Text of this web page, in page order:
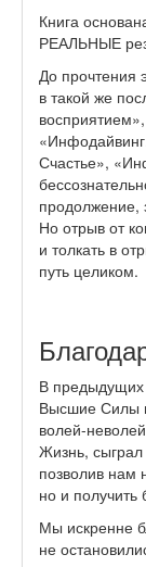
Книга
РЕАЛЬНЫЕ
До прочтения
в такой же
Счастье»,
продолжение,
Но отрыв от
и толкать в
путь целиком.
В предыдущих
Высшие Силы
волей-
Жизнь,
позволив нам
но и
Мы искренне
не